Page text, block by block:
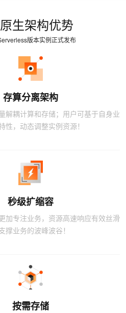
生架构优势
版本实例正式发布
存算分离架构
解耦计算和存储；用户可基于自身业
性，动态调整实例资源！
秒级扩缩容
加专注业务，资源高速响应有效丝滑
撑业务的波峰波谷！
按需存储